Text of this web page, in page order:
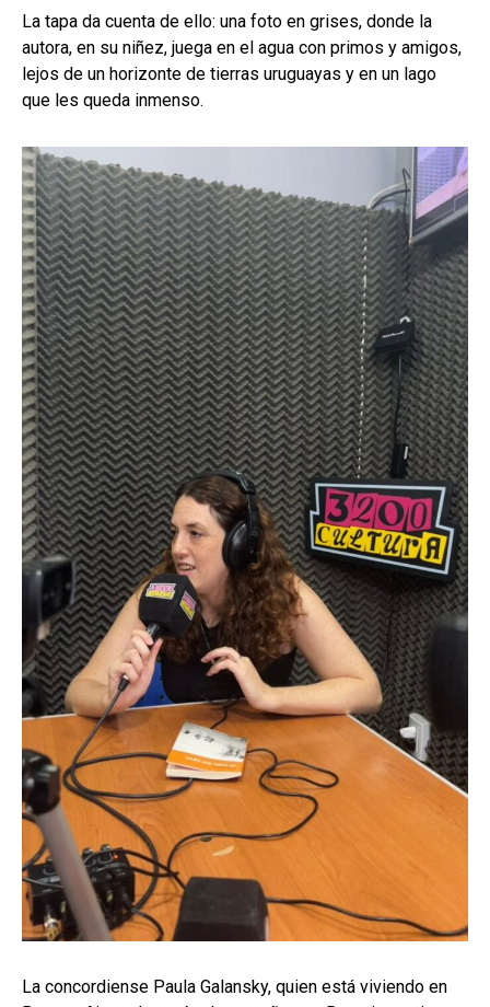
La tapa da cuenta de ello: una foto en grises, donde la
autora, en su niñez, juega en el agua con primos y amigos,
lejos de un horizonte de tierras uruguayas y en un lago
que les queda inmenso.
La concordiense Paula Galansky, quien está viviendo en